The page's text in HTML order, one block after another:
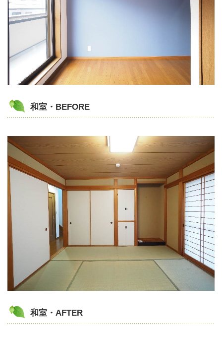
和室・BEFORE
和室・AFTER